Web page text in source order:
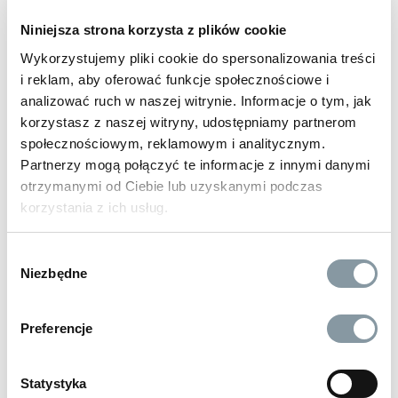
Niniejsza strona korzysta z plików cookie
Wykorzystujemy pliki cookie do spersonalizowania treści
i reklam, aby oferować funkcje społecznościowe i
analizować ruch w naszej witrynie. Informacje o tym, jak
korzystasz z naszej witryny, udostępniamy partnerom
społecznościowym, reklamowym i analitycznym.
Partnerzy mogą połączyć te informacje z innymi danymi
otrzymanymi od Ciebie lub uzyskanymi podczas
korzystania z ich usług.
zgody
Niezbędne
Preferencje
Statystyka
w zakresie temperatur od 5°C do 30°C.
Zalecenia / środki ostrożności
nie stosować na rozgrzaną powierzchnię
nie dopuszczać do zaschnięcia
rodzaj czyszczenia:gruntowne bieżące
rodzaj obiektu do wyczyszczenia: gastronomia »,
przyczepy kempingowe, kampery, jachty »,dom » , tiry »
samochody osobowe i dostawcze », hotele »,autobusy »,
hale produkcyjne i magazyny » ,pojazdy specjalne »
rodzaj mycia:ręczne
do powierzchni lakierowanych: NIE »
gwarancja:24 m-ce klienci detaliczni, 12 m-cy klienci
biznesowi
stosowanie wewnątrz / na zewnątrz :
wewnątrz na
typ zapachu:
wysokość (cm):